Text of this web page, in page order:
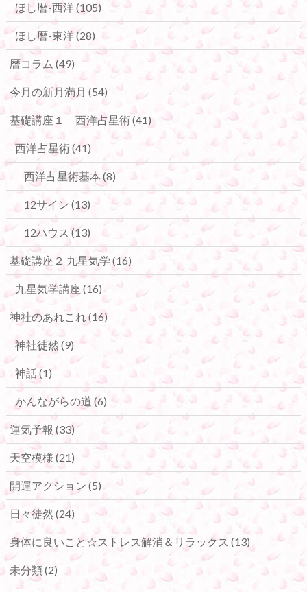
ほし暦-西洋(105)
ほし暦-東洋(28)
暦コラム (49)
今月の新月満月 (54)
基礎講座１ 西洋占星術(41)
西洋占星術(41)
西洋占星術基本(8)
12サイン (13)
12ハウス(13)
基礎講座２ 九星気学 (16)
九星気学講座 (16)
神社のあれこれ(16)
神社徒然 (9)
神話(1)
かんながらの道 (6)
運気予報 (33)
天空模様 (21)
開運アクション (5)
日々徒然 (24)
身体に良いこと☆ストレス解消＆リラックス (13)
未分類(2)